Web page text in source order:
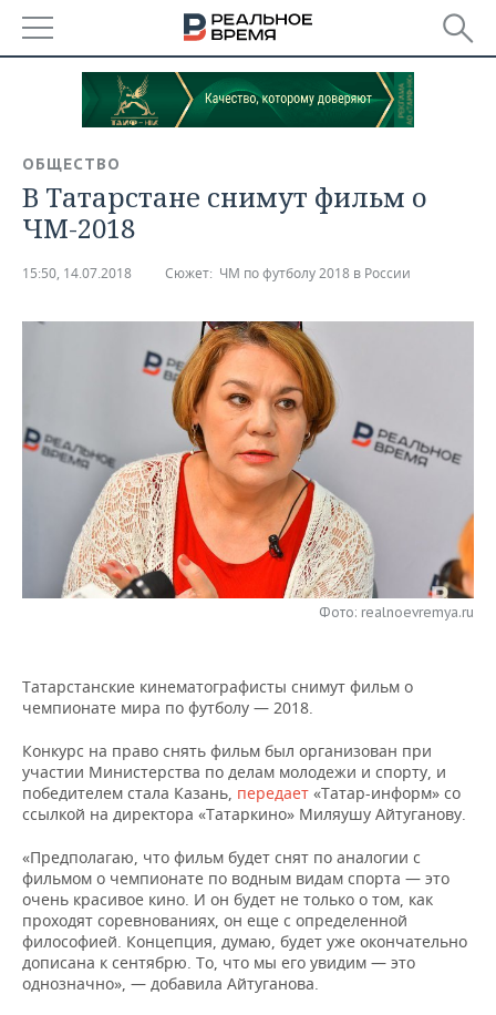
РЕГИОНЫ
БАШКОРТОСТАН
УДМУРТИЯ
НОВОСТИ
НОВОСТИ АНАЛИТИКИ
ДЕКЛАРАЦИИ О ДОХОДАХ
КОРОЛИ ГОСЗАКАЗА ПФО
ВУЗЫ ТАТАРСТАНА
КОМУ ПРИНАДЛЕЖАТ
ТОРГОВЫЕ ЦЕНТРЫ
ТАТАРСТАНА
ЭКОНОМИКА
НОВОСТИ ЭКОНОМИКИ
БЮДЖЕТ
ИНВЕСТИЦИИ
ПРОМЫШЛЕННОСТЬ
ПРОМЫШЛЕННОСТИ
МАШИНОСТРОЕНИЕ
НЕФТЕХИМИЯ
НЕФТЬ
ОПК
НОВОСТИ НЕДВИЖИМОСТИ
НОВОСТИ АВТО
БИЗНЕС
НОВОСТИ БИЗНЕСА
РОЗНИЧНАЯ ТОРГОВЛЯ
ТРАНСПОРТ
ТЕХНОЛОГИИ
НОВОСТИ ТЕХНОЛОГИЙ
ТЕЛЕКОММУНИКАЦИИ
МЕРОПРИЯТИЯ
НОВОСТИ МЕРОПРИЯТИЙ
БИЗНЕС-БРАНЧИ
ONLINE-КОНФЕРЕНЦИИ
ОТКРЫТАЯ ЛЕКЦИЯ
СПОРТ
ФУТБОЛ
ХОККЕЙ
БАСКЕТБОЛ
КИБЕРСПОРТ
ФИГУРНОЕ КАТАНИЕ
ВОДНЫЕ ВИДЫ СПОРТА
НОВОСТИ ОБЩЕСТВА
ВЛАСТЬ
ИНФРАСТРУКТУРА
КУЛЬТУРА
МЕДИЦИНА
ОБРАЗОВАНИЕ
ФОТОГАЛЕРЕЯ
СЮЖЕТЫ
СПРАВОЧНИК
СПИСОК КОМПАНИЙ
ОБЩЕСТВО
В Татарстане снимут фильм о
ЧМ-2018
15:50, 14.07.2018 Сюжет: ЧМ по футболу 2018 в России
Фото: realnoevremya.ru
Татарстанские кинематографисты снимут фильм о
чемпионате мира по футболу — 2018.
Конкурс на право снять фильм был организован при
участии Министерства по делам молодежи и спорту, и
победителем стала Казань, передает «Татар-информ» со
ссылкой на директора «Татаркино» Миляушу Айтуганову.
«Предполагаю, что фильм будет снят по аналогии с
фильмом о чемпионате по водным видам спорта — это
очень красивое кино. И он будет не только о том, как
проходят соревнованиях, он еще с определенной
философией. Концепция, думаю, будет уже окончательно
дописана к сентябрю. То, что мы его увидим — это
однозначно», — добавила Айтуганова.